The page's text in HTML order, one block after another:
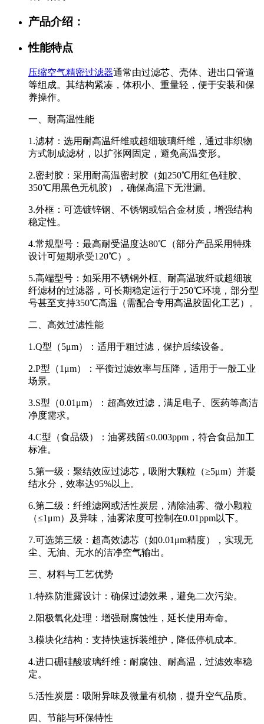
产品介绍：
性能特点
压缩空气精密过滤器通常由过滤芯、壳体、进出口管道
等组成。其结构紧凑，体积小、重量轻，便于安装和保
养操作。
一、耐高温性能
1.滤材：选用耐高温纤维或超细玻璃纤维，通过非织物
方式制成滤材，以扩张网固定，避免高温变形。
2.密封胶：采用耐高温密封胶（如250℃用红色硅胶、
350℃用黑色无机胶），确保高温下无泄漏。
3.外框：可选镀锌钢、不锈钢或铝合金材质，增强结构
稳定性。
4.常规型号：最高耐受温度达80℃（部分产品采用特殊
设计可短期承受120℃）。
5.高端型号：如采用不锈钢外框、耐高温玻纤或超细玻
纤滤材的过滤器，可长期稳定运行于250℃环境，部分型
号甚至支持350℃高温（需配合专用高温胶固化工艺）。
二、高效过滤性能
1.Q型（5μm）：适用于粗过滤，保护后续设备。
2.P型（1μm）：平衡过滤效率与压降，适用于一般工业
场景。
3.S型（0.01μm）：超高效过滤，满足电子、医药等高洁
净度需求。
4.C型（食品级）：油雾残留≤0.003ppm，符合食品加工
标准。
5.第一级：聚结效应过滤芯，吸附大颗粒（≥5μm）并凝
结水分，效率达95%以上。
6.第二级：纤维滤网或活性炭层，清除油雾、微小颗粒
（≤1μm）及异味，油雾浓度可控制在0.01ppm以下。
7.可选第三级：超高效滤芯（如0.01μm精度），实现无
尘、无油、无水的洁净空气输出。
三、材料与工艺优势
1.特殊防泄露设计：确保过滤效果，避免二次污染。
2.阳极氧化处理：增强耐腐蚀性，延长使用寿命。
3.模块化结构：支持快速拆装维护，降低停机成本。
4.进口硼硅酸玻璃纤维：耐腐蚀、耐高温，过滤效率稳
定。
5.活性炭层：吸附异味及微量有机物，提升空气品质。
四、节能与环保特性